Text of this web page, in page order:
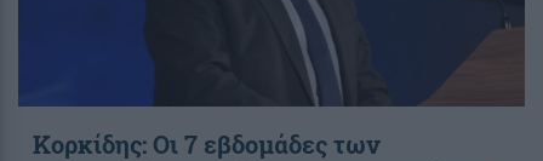
Κορκίδης: Οι 7 εβδομάδες των